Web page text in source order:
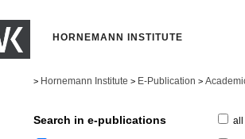
HORNEMANN INSTITUTE
> Hornemann Institute > E-Publication >
Search in e-publications all